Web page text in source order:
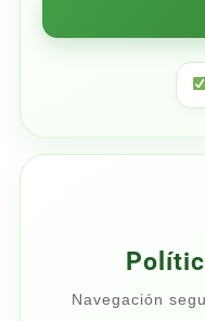
Navegación